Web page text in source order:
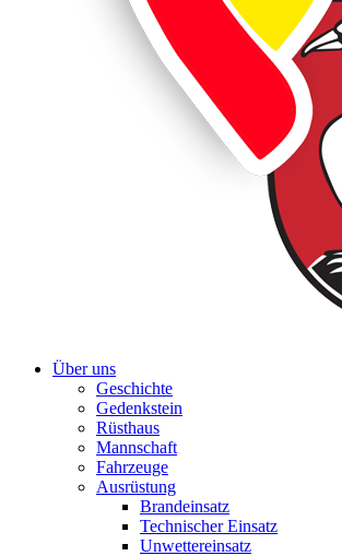
Über uns
Geschichte
Gedenkstein
Rüsthaus
Mannschaft
Fahrzeuge
Ausrüstung
Brandeinsatz
Technischer Einsatz
Unwettereinsatz